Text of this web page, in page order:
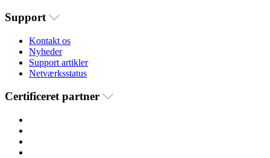
Support
Kontakt os
Nyheder
Support artikler
Netværksstatus
Certificeret partner